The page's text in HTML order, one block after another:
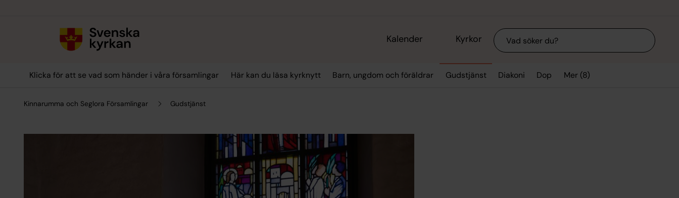
Kalender Kyrkor Sök
Klicka för att se vad som händer i våra församlingar Här kan du läsa kyrknytt Barn, ungdom och föräldrar Gudstjänst Diakoni Dop Mer (8)
Kinnarumma och Seglora Församlingar Gudstjänst